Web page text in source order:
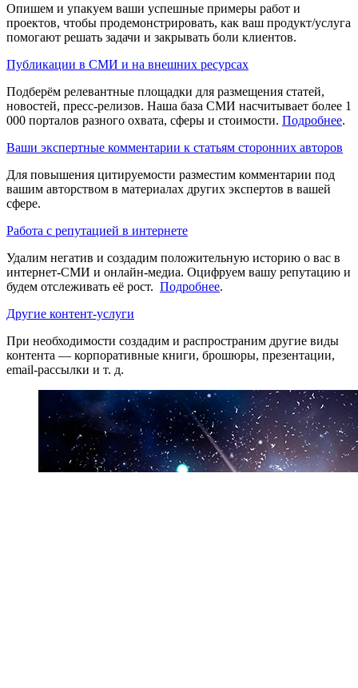
Опишем и упакуем ваши успешные примеры работ и
проектов, чтобы продемонстрировать, как ваш продукт/услуга
помогают решать задачи и закрывать боли клиентов.
Публикации в СМИ и на внешних ресурсах
Подберём релевантные площадки для размещения статей,
новостей, пресс-релизов. Наша база СМИ насчитывает более 1
000 порталов разного охвата, сферы и стоимости. Подробнее.
Ваши экспертные комментарии к статьям сторонних авторов
Для повышения цитируемости разместим комментарии под
вашим авторством в материалах других экспертов в вашей
сфере.
Работа с репутацией в интернете
Удалим негатив и создадим положительную историю о вас в
интернет-СМИ и онлайн-медиа. Оцифруем вашу репутацию и
будем отслеживать её рост. Подробнее.
Другие контент-услуги
При необходимости создадим и распространим другие виды
контента — корпоративные книги, брошюры, презентации,
email-рассылки и т. д.